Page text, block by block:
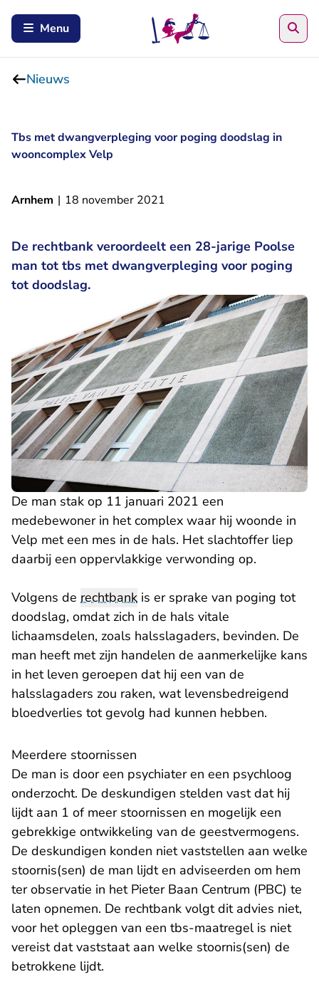
Menu
Nieuws
Tbs met dwangverpleging voor poging doodslag in
wooncomplex Velp
Arnhem | 18 november 2021
De rechtbank veroordeelt een 28-jarige Poolse
man tot tbs met dwangverpleging voor poging
tot doodslag.
De man stak op 11 januari 2021 een
medebewoner in het complex waar hij woonde in
Velp met een mes in de hals. Het slachtoffer liep
daarbij een oppervlakkige verwonding op.
Volgens de rechtbank is er sprake van poging tot
doodslag, omdat zich in de hals vitale
lichaamsdelen, zoals halsslagaders, bevinden. De
man heeft met zijn handelen de aanmerkelijke kans
in het leven geroepen dat hij een van de
halsslagaders zou raken, wat levensbedreigend
bloedverlies tot gevolg had kunnen hebben.
Meerdere stoornissen
De man is door een psychiater en een psychloog
onderzocht. De deskundigen stelden vast dat hij
lijdt aan 1 of meer stoornissen en mogelijk een
gebrekkige ontwikkeling van de geestvermogens.
De deskundigen konden niet vaststellen aan welke
stoornis(sen) de man lijdt en adviseerden om hem
ter observatie in het Pieter Baan Centrum (PBC) te
laten opnemen. De rechtbank volgt dit advies niet,
voor het opleggen van een tbs-maatregel is niet
vereist dat vaststaat aan welke stoornis(sen) de
betrokkene lijdt.